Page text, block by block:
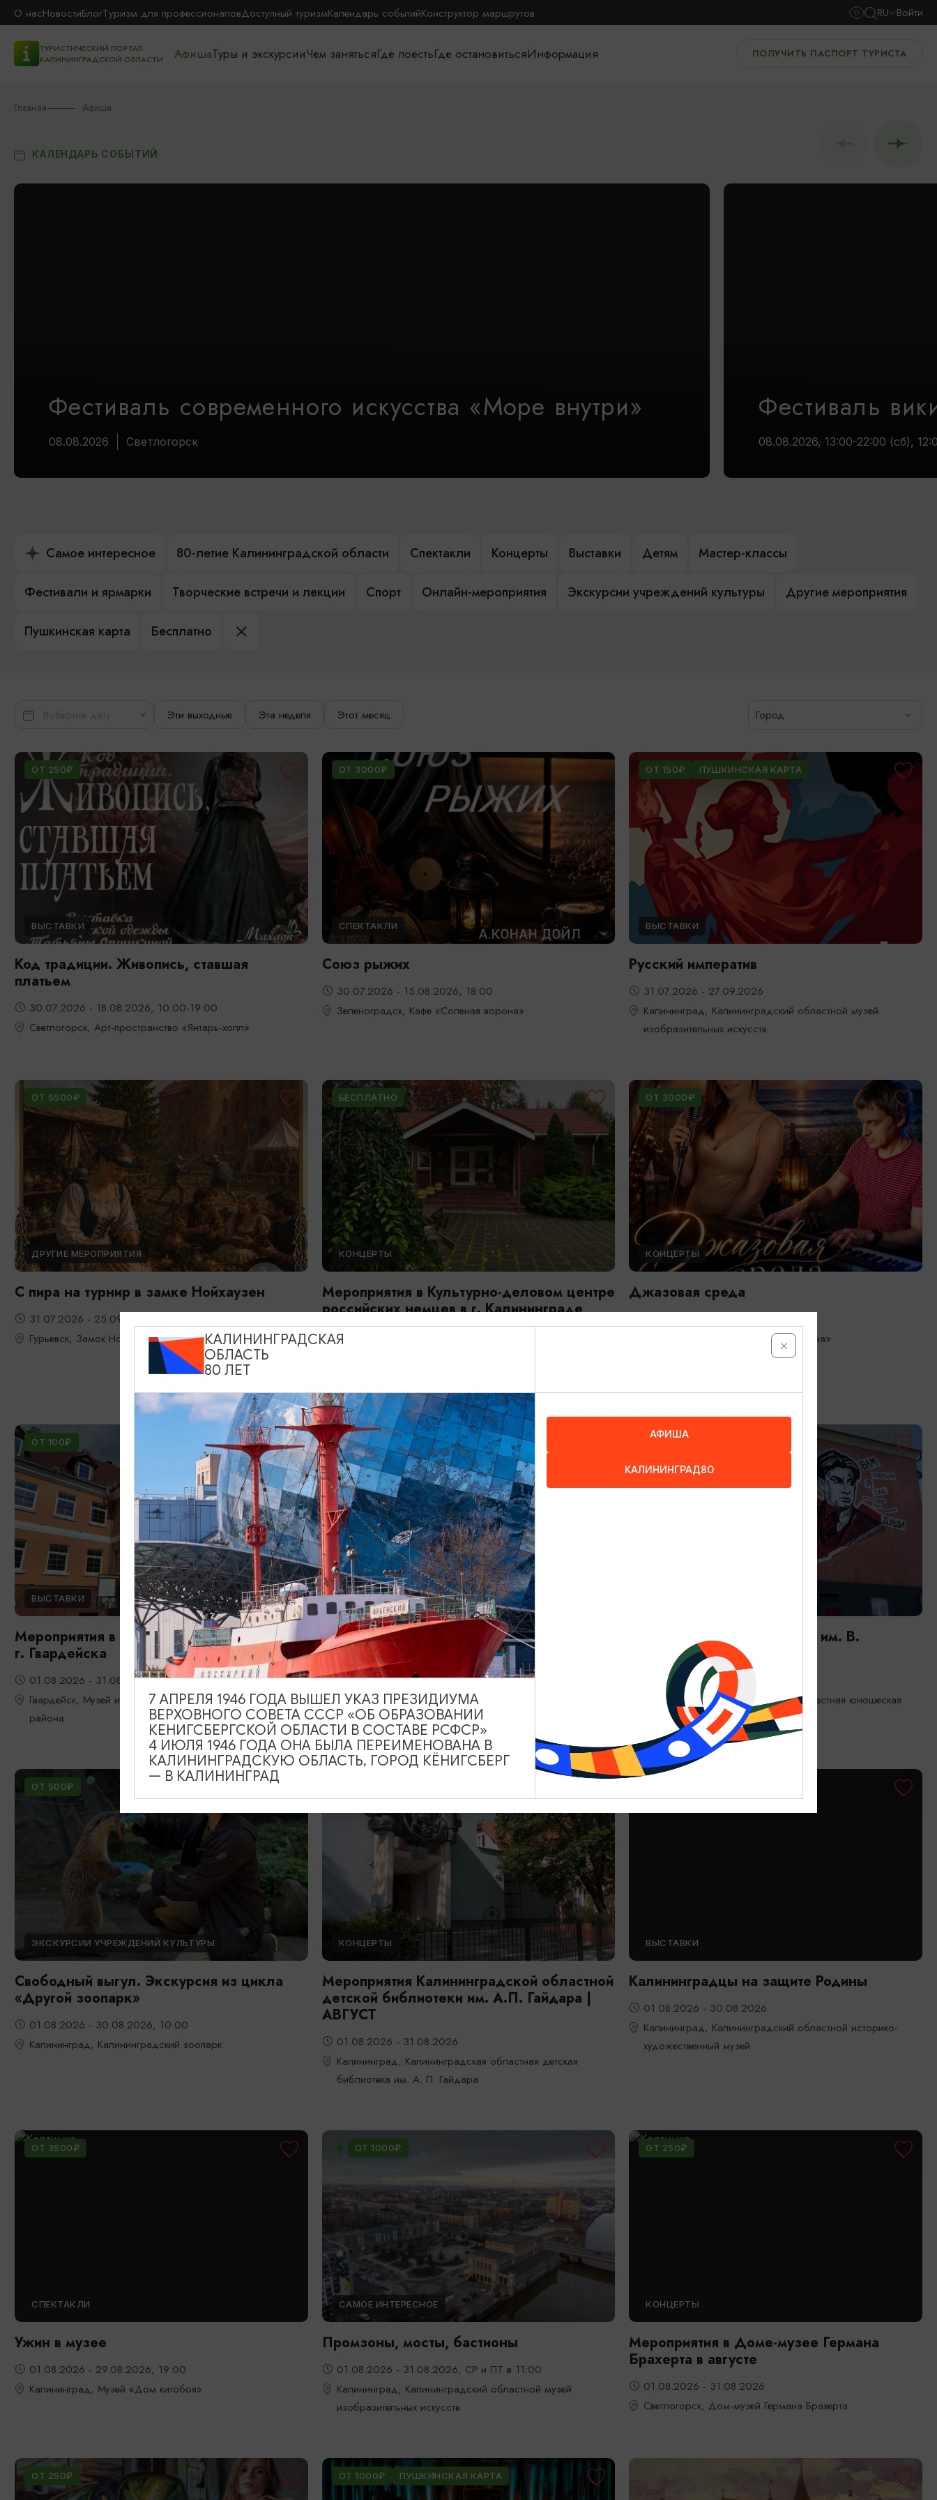
О насНовостиБлогТуризм для профессионаловДоступный туризмКалендарь событийКонструктор маршрутов RU Войти
ТУРИСТИЧЕСКИЙ ПОРТАЛ
КАЛИНИНГРАДСКОЙ ОБЛАСТИ
АфишаТуры и экскурсииЧем занятьсяГде поестьГде остановитьсяИнформация ПОЛУЧИТЬ ПАСПОРТ ТУРИСТА
Главная Афиша
КАЛЕНДАРЬ СОБЫТИЙ
Фестиваль современного искусства «Море внутри»
08.08.2026 Светлогорск
Фестиваль
08.08.2026, 13:00-22:00 (сб),
Самое интересное 80-летие Калининградской области Спектакли Концерты Выставки Детям Мастер-классы
Фестивали и ярмарки Творческие встречи и лекции Спорт Онлайн-мероприятия Экскурсии учреждений культуры Другие мероприятия
Пушкинская карта Бесплатно
Эти выходные Эта неделя Этот месяц Город
ОТ 250₽
ВЫСТАВКИ
Код традиции. Живопись, ставшая
платьем
30.07.2026 - 18.08.2026, 10:00-19:00
Светлогорск, Арт-пространство «Янтарь-холл»
ОТ 3000₽
СПЕКТАКЛИ
Союз рыжих
30.07.2026 - 15.08.2026, 18:00
Зеленоградск, Кафе «Соленая ворона»
ОТ 150₽ ПУШКИНСКАЯ КАРТА
ВЫСТАВКИ
Русский императив
31.07.2026 - 27.09.2026
Калининград, Калининградский областной музей
изобразительных искусств
ОТ 5500₽
ДРУГИЕ МЕРОПРИЯТИЯ
С пира на турнир в замке Нойхаузен
31.07.2026 - 25.09.2026, 19:00-22:30
Гурьевск, Замок Нойхаузен
БЕСПЛАТНО
КОНЦЕРТЫ
Мероприятия в Культурно-деловом центре
российских немцев в г. Калининграде
01.08.2026 - 31.08.2026
ОТ 3000₽
КОНЦЕРТЫ
Джазовая среда
Зеленоградск, Кафе «Соленая ворона»
ОТ 100₽
ВЫСТАВКИ
Мероприятия в музее истории и культуры
г. Гвардейска
01.08.2026 - 31.08.2026
Гвардейск, Музей истории и культуры Гвардейского
района
ТВОРЧЕСКИЕ ВСТРЕЧИ И ЛЕКЦИИ
Музейный лекторий «Клуб
путешественников» | АВГУСТ
01.08.2026 - 30.08.2026, 16:00
Светлогорск, Морской выставочный центр г. Светлогорск
Мероприятия в Библиотеке им. В.
Маяковского | АВГУСТ
01.08.2026 - 31.08.2026
Калининград, Калининградская областная юношеская
библиотека им. В. Маяковского
ОТ 500₽
ЭКСКУРСИИ УЧРЕЖДЕНИЙ КУЛЬТУРЫ
Свободный выгул. Экскурсия из цикла
«Другой зоопарк»
01.08.2026 - 30.08.2026, 10:00
Калининград, Калининградский зоопарк
КОНЦЕРТЫ
Мероприятия Калининградской областной
детской библиотеки им. А.П. Гайдара |
АВГУСТ
01.08.2026 - 31.08.2026
Калининград, Калининградская областная детская
библиотека им. А. П. Гайдара
ВЫСТАВКИ
Калининградцы на защите Родины
01.08.2026 - 30.08.2026
Калининград, Калининградский областной историко-
художественный музей
ОТ 3500₽
СПЕКТАКЛИ
Ужин в музее
01.08.2026 - 29.08.2026, 19:00
Калининград, Музей «Дом китобоя»
ОТ 1000₽
САМОЕ ИНТЕРЕСНОЕ
Промзоны, мосты, бастионы
01.08.2026 - 31.08.2026, СР и ПТ в 11:00
Калининград, Калининградский областной музей
изобразительных искусств
ОТ 250₽
КОНЦЕРТЫ
Мероприятия в Доме-музее Германа
Брахерта в августе
01.08.2026 - 31.08.2026
Светлогорск, Дом-музей Германа Брахерта
ОТ 250₽ ОТ 1000₽ ПУШКИНСКАЯ КАРТА
КАЛИНИНГРАДСКАЯ
ОБЛАСТЬ
80 ЛЕТ
АФИША
КАЛИНИНГРАД80
7 АПРЕЛЯ 1946 ГОДА ВЫШЕЛ УКАЗ ПРЕЗИДИУМА
ВЕРХОВНОГО СОВЕТА СССР «ОБ ОБРАЗОВАНИИ
КЕНИГСБЕРГСКОЙ ОБЛАСТИ В СОСТАВЕ РСФСР»
4 ИЮЛЯ 1946 ГОДА ОНА БЫЛА ПЕРЕИМЕНОВАНА В
КАЛИНИНГРАДСКУЮ ОБЛАСТЬ, ГОРОД КЁНИГСБЕРГ
— В КАЛИНИНГРАД